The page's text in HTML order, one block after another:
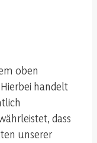
oben
handelt
dass
unserer